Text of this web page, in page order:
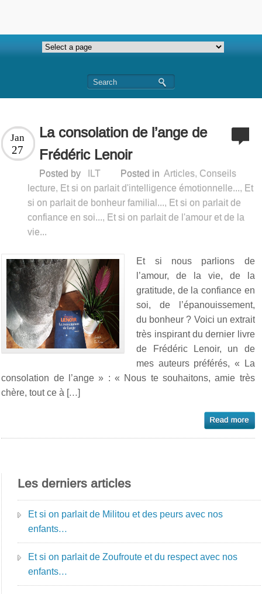
La consolation de l’ange de
Frédéric Lenoir
Jan
27
Posted by ILT Posted in Articles, Conseils
lecture, Et si on parlait d'intelligence émotionnelle..., Et
si on parlait de bonheur familial..., Et si on parlait de
confiance en soi..., Et si on parlait de l'amour et de la
vie...
Et si nous parlions de
l’amour, de la vie, de la
gratitude, de la confiance en
soi, de l’épanouissement,
du bonheur ? Voici un extrait
très inspirant du dernier livre
de Frédéric Lenoir, un de
mes auteurs préférés, « La
consolation de l’ange » : « Nous te souhaitons, amie très
chère, tout ce à […]
Les derniers articles
Et si on parlait de Militou et des peurs avec nos
enfants…
Et si on parlait de Zoufroute et du respect avec nos
enfants…